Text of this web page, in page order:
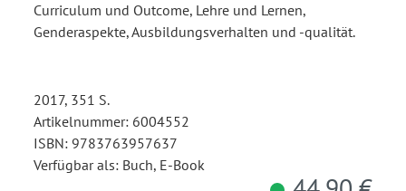
Curriculum und Outcome, Lehre und Lernen,
Genderaspekte, Ausbildungsverhalten und -qualität.
2017, 351 S.
Artikelnummer: 6004552
ISBN: 9783763957637
Verfügbar als: Buch, E-Book